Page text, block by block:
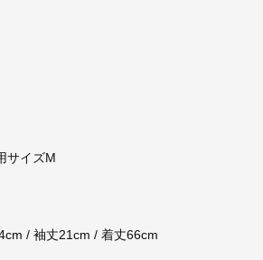
サイズM
/ 袖丈21cm / 着丈66cm